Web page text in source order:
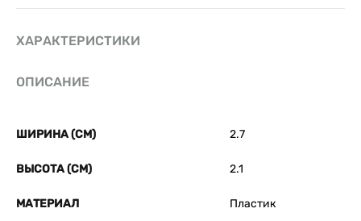
ХАРАКТЕРИСТИКИ
ОПИСАНИЕ
ШИРИНА (СМ) 2.7
ВЫСОТА (СМ) 2.1
МАТЕРИАЛ Пластик